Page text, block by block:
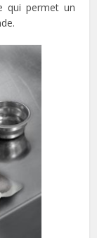
qui permet un